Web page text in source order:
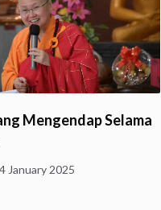
Mengendap Selama
January 2025